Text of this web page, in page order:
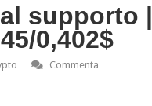
supporto |
0,402$
Commenta